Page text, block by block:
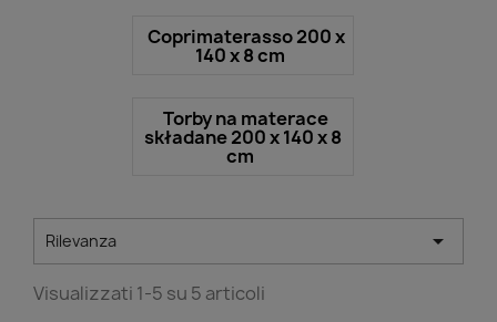
Coprimaterasso 200 x
140 x 8 cm
Torby na materace
składane 200 x 140 x 8
cm
Rilevanza 
Visualizzati 1-5 su 5 articoli